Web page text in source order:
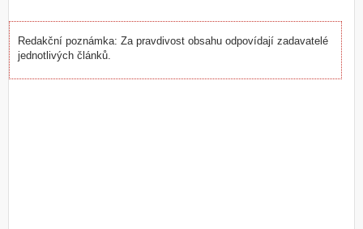
Redakční poznámka: Za pravdivost obsahu odpovídají zadavatelé
jednotlivých článků.